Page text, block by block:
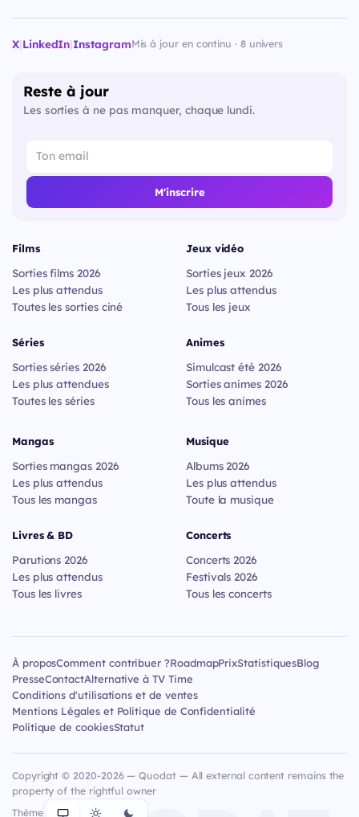
X|LinkedIn|InstagramMis à jour en continu · 8 univers
Reste à jour
Les sorties à ne pas manquer, chaque lundi.
M'inscrire
Films
Sorties films 2026
Les plus attendus
Toutes les sorties ciné
Séries
Sorties séries 2026
Les plus attendues
Toutes les séries
Jeux vidéo
Sorties jeux 2026
Les plus attendus
Tous les jeux
Animes
Simulcast été 2026
Sorties animes 2026
Tous les animes
Mangas
Sorties mangas 2026
Les plus attendus
Tous les mangas
Livres & BD
Parutions 2026
Les plus attendus
Tous les livres
Musique
Albums 2026
Les plus attendus
Toute la musique
Concerts
Concerts 2026
Festivals 2026
Tous les concerts
À proposComment contribuer ?RoadmapPrixStatistiquesBlog
PresseContactAlternative à TV Time
Conditions d'utilisations et de ventes
Mentions Légales et Politique de Confidentialité
Politique de cookiesStatut
Copyright © 2020-2026 — Quodat — All external content remains the
property of the rightful owner
Thème